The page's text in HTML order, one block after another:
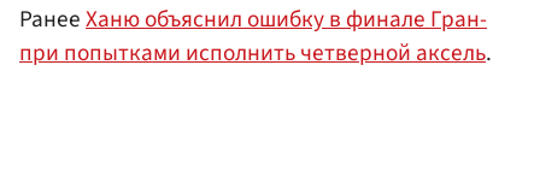
РанееХаню объяснил ошибку в финале Гран-
при попытками исполнить четверной аксель.